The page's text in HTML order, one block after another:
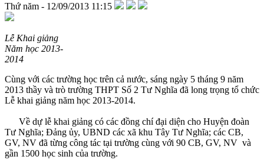
Thứ năm - 12/09/2013 11:15
Lễ Khai giảng
Năm học 2013-
2014
Cùng với các trường học trên cả nước, sáng ngày 5 tháng 9 năm
2013 thầy và trò trường THPT Số 2 Tư Nghĩa đã long trọng tổ chức
Lễ khai giảng năm học 2013-2014.
Về dự lễ khai giảng có các đồng chí đại diện cho Huyện đoàn
Tư Nghĩa; Đảng ủy, UBND các xã khu Tây Tư Nghĩa; các CB,
GV, NV đã từng công tác tại trường cùng với 90 CB, GV, NV và
gần 1500 học sinh của trường.